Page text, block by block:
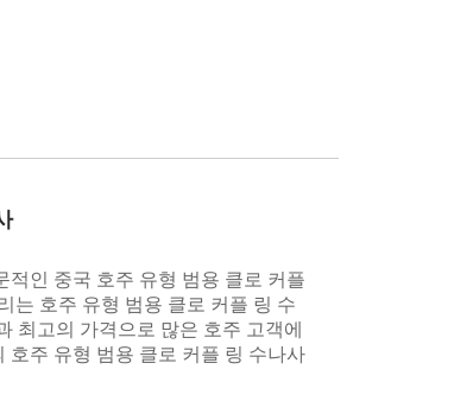
인 중국 호주 유형 범용 클로 커플
는 호주 유형 범용 클로 커플 링 수
최고의 가격으로 많은 호주 고객에
주 유형 범용 클로 커플 링 수나사